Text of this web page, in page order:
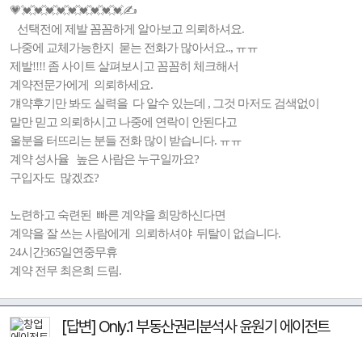
💗💓💓💓💓💓💓💓💓💓✍️
선택전에 제발 꼼꼼하게 알아보고 의뢰하셔요.
나중에 교체가능한지 묻는 전화가 많아서요.., ㅠㅠ
제발!!!! 좀 사이트 살펴보시고 꼼꼼히 체크해서
계약전문가에게 의뢰하세요.
걔약후기만 봐도 실력을 다 알수 있는데 , 그것 마저도 검색없이
말만 믿고 의뢰하시고 나중에 연락이 안된다고
울분을 터뜨리는 분들 전화 많이 받습니다. ㅠㅠ
계약 성사율 높은 사람은 누구일까요?
구입자도 많겠죠?
노련하고 숙련된 빠른 계약을 희망하신다면
계약을 잘 쓰는 사람에게 의뢰하셔야 뒤탈이 없습니다.
24시간365일연중무휴
계약 전무 최은희 드림.
[답변] Only.1 부동산권리분석사 윤원기 에이전트